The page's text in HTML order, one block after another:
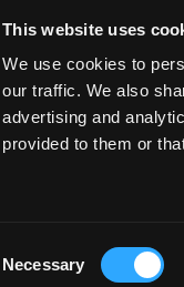
This website uses
We use cookies to
our traffic. We also
advertising and
provided to them or
Necessary